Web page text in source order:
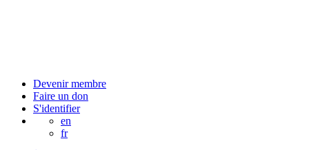
Devenir membre
Faire un don
S'identifier
en
fr